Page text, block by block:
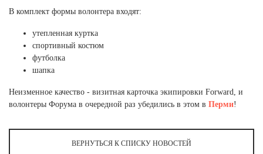
Ставропольский край (5)
Томская область (1)
Тульская область (1)
Тюменская область (3)
Ханты-Мансийский автономный округ (3)
Ямало-Ненецкий автономный округ (1)
В комплект формы волонтера входят:
утепленная куртка
спортивный костюм
футболка
шапка
Неизменное качество - визитная карточка экипировки Forward, и
волонтеры Форума в очередной раз убедились в этом в Перми!
ВЕРНУТЬСЯ К СПИСКУ НОВОСТЕЙ